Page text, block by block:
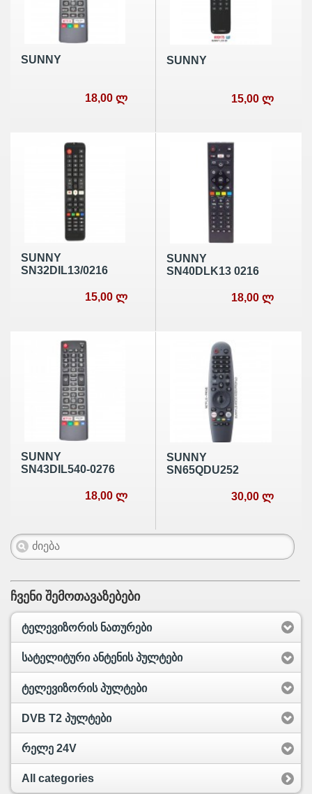
SUNNY
18,00 ლ
SUNNY
15,00 ლ
SUNNY
SN32DIL13/0216
15,00 ლ
SUNNY
SN40DLK13 0216
18,00 ლ
SUNNY
SN43DIL540-0276
18,00 ლ
SUNNY
SN65QDU252
30,00 ლ
ჩვენი შემოთავაზებები
ტელევიზორის ნათურები
სატელიტური ანტენის პულტები
ტელევიზორის პულტები
DVB T2 პულტები
რელე 24V
All categories